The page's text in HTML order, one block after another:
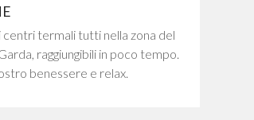
centri termali tutti nella zona del
raggiungibili in poco tempo.
benessere e relax.